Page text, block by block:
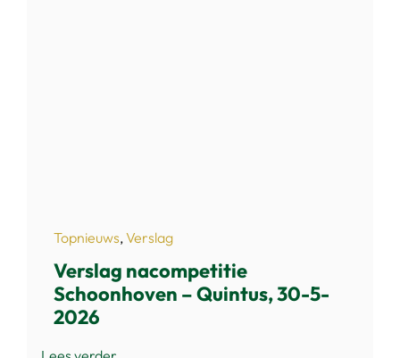
Topnieuws,Verslag
Verslag nacompetitie
Schoonhoven – Quintus, 30-5-
2026